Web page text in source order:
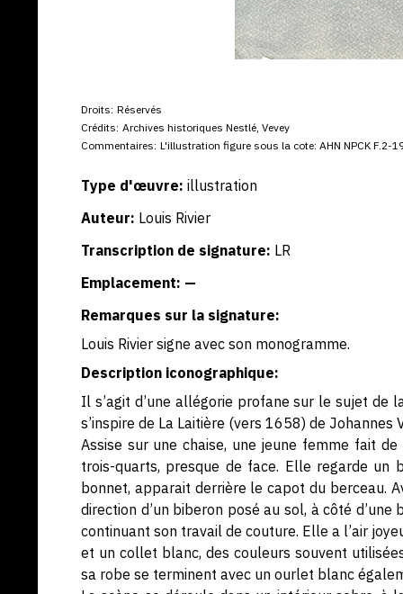
Droits: Réservés
Crédits: Archives historiques Nestlé, Vevey
Commentaires: L'illustration figure sous la cote: AHN NPCK F.2-
Type d'œuvre: illustration
Auteur: Louis Rivier
Transcription de signature: LR
Emplacement: —
Remarques sur la signature:
Louis Rivier signe avec son monogramme.
Description iconographique:
Il s’agit d’une allégorie profane sur le sujet de
s’inspire de La Laitière (vers 1658) de Johannes
Assise sur une chaise, une jeune femme fait
trois-quarts, presque de face. Elle regarde un
bonnet, apparait derrière le capot du berceau.
direction d’un biberon posé au sol, à côté
continuant son travail de couture. Elle a l’air
et un collet blanc, des couleurs souvent
sa robe se terminent avec un ourlet blanc